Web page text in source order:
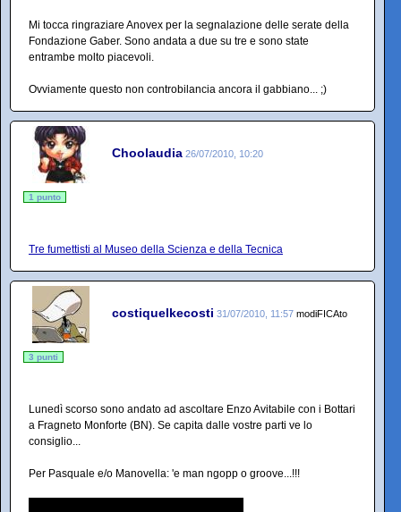
Mi tocca ringraziare Anovex per la segnalazione delle serate della
Fondazione Gaber. Sono andata a due su tre e sono state
entrambe molto piacevoli.
Ovviamente questo non controbilancia ancora il gabbiano... ;)
Choolaudia 26/07/2010, 10:20
1 punto
Tre fumettisti al Museo della Scienza e della Tecnica
costiquelkecosti 31/07/2010, 11:57 modiFICAto
3 punti
Lunedì scorso sono andato ad ascoltare Enzo Avitabile con i Bottari
a Fragneto Monforte (BN). Se capita dalle vostre parti ve lo
consiglio...
Per Pasquale e/o Manovella: 'e man ngopp o groove...!!!